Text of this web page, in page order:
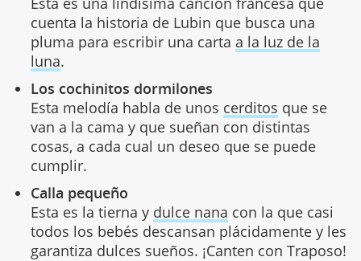
cuenta la historia de Lubin que busca una
pluma para escribir una carta a la luz de la
luna.
Los cochinitos dormilones
Esta melodía habla de unos cerditos que se
van a la cama y que sueñan con distintas
cosas, a cada cual un deseo que se puede
cumplir.
Calla pequeño
Esta es la tierna y dulce nana con la que casi
todos los bebés descansan plácidamente y les
garantiza dulces sueños. ¡Canten con Traposo!